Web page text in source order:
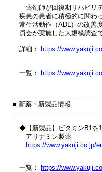
薬剤師が回復期リハビリテ
疾患の患者に積極的に関わ
常生活動作（ADL）の改善
員会が実施した大規模調査
詳細： https://
一覧： https://
■ 新薬・新製品情報
◆【新製品】ビタミンB1を1
アリナミン製薬
https://www.yakuji.co.jp/
一覧： https://